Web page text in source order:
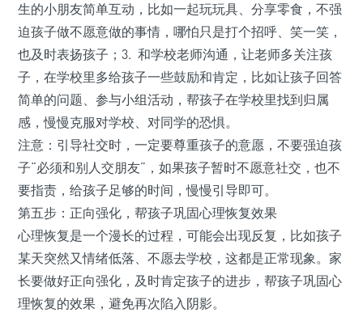
生的小朋友简单互动，比如一起玩玩具、分享零食，不强
迫孩子做不愿意做的事情，哪怕只是打个招呼、笑一笑，
也及时表扬孩子；3. 和学校老师沟通，让老师多关注孩
子，在学校里多给孩子一些鼓励和肯定，比如让孩子回答
简单的问题、参与小组活动，帮孩子在学校里找到归属
感，慢慢克服对学校、对同学的恐惧。
注意：引导社交时，一定要尊重孩子的意愿，不要强迫孩
子“必须和别人交朋友”，如果孩子暂时不愿意社交，也不
要指责，给孩子足够的时间，慢慢引导即可。
第五步：正向强化，帮孩子巩固心理恢复效果
心理恢复是一个漫长的过程，可能会出现反复，比如孩子
某天突然又情绪低落、不愿去学校，这都是正常现象。家
长要做好正向强化，及时肯定孩子的进步，帮孩子巩固心
理恢复的效果，避免再次陷入阴影。